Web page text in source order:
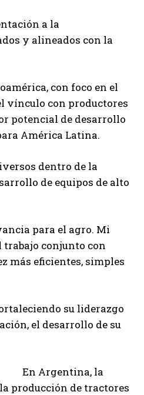
a la
y alineados con la
con foco en el
vínculo con productores
potencial de desarrollo
América Latina.
dentro de la
de equipos de alto
para el agro. Mi
conjunto con
más eficientes, simples
su liderazgo
el desarrollo de su
la
producción de tractores